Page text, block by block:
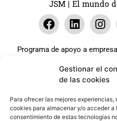
Gestionar el
de las cookies
Para ofrecer las mejores
cookies para almacenar y/o acceder
consentimiento de estas tecnologías
JSM | El mundo
Programa de apoyo a
económica de la pandemia
coste cero cofinanciada por
Beneficiario: JSM El mundo
Expediente: